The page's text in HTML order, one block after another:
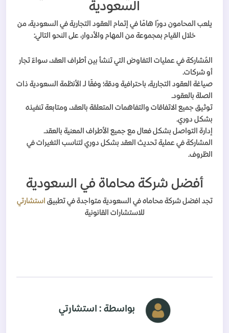
السعودية
يلعب المحامون دورًا هامًا في إتمام العقود التجارية في السعودية، من
خلال القيام بمجموعة من المهام والأدوار، على النحو التالي:
المُشاركة في عمليات التفاوض التي تنشأ بين أطراف العقد، سواءٌ تجار
أو شركات.
صياغة العقود التجارية، باحترافية ودقة؛ وفقًا لـ الأنظمة السعودية ذات
الصلة بالعقود.
توثيق جميع الاتفاقات والتفاهمات المتعلقة بالعقد، ومتابعة تنفيذه
بشكل دوري.
إدارة التواصل بشكل فعال مع جميع الأطراف المعنية بالعقد.
المشاركة في عملية تحديث العقد بشكل دوري لتناسب التغيرات في
الظروف.
أفضل شركة محاماة في السعودية
تجد افضل شركة محاماه في السعودية متواجدة في تطبيق استشارتي
للاستشارات القانونية
بواسطة : استشارتي